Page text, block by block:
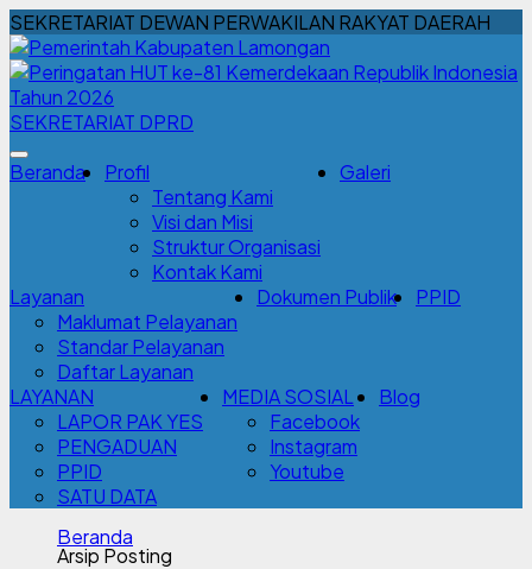
SEKRETARIAT DEWAN PERWAKILAN RAKYAT DAERAH
SEKRETARIAT DPRD
Beranda
Profil
Tentang Kami
Visi dan Misi
Struktur Organisasi
Kontak Kami
Galeri
Layanan
Maklumat Pelayanan
Standar Pelayanan
Daftar Layanan
Dokumen Publik PPID
LAYANAN
LAPOR PAK YES
PENGADUAN
PPID
SATU DATA
MEDIA SOSIAL
Facebook
Instagram
Youtube
Blog
Beranda
Arsip Posting